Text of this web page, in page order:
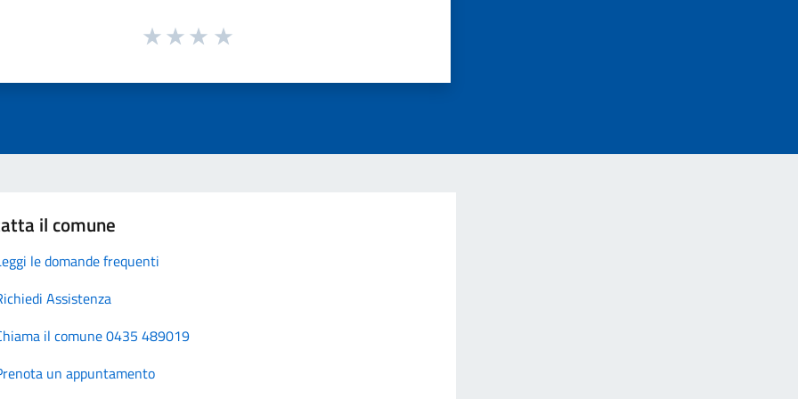
il comune
le domande frequenti
Assistenza
il comune 0435 489019
un appuntamento